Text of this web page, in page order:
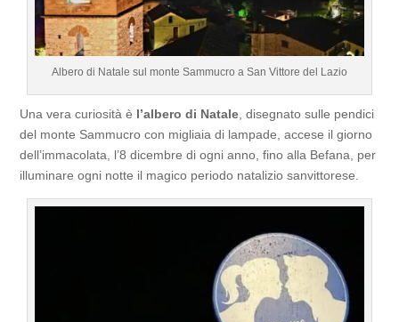
Albero di Natale sul monte Sammucro a San Vittore del Lazio
Una vera curiosità è l’albero di Natale , disegnato sulle pendici
del monte Sammucro con migliaia di lampade, accese il giorno
dell’immacolata, l’8 dicembre di ogni anno, fino alla Befana, per
illuminare ogni notte il magico periodo natalizio sanvittorese.